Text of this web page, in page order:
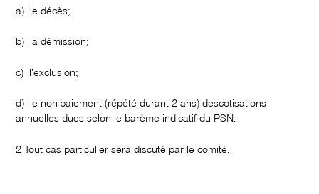
a) le décès;
b) la démission;
c) l’exclusion;
d) le non-paiement (répété durant 2 ans) descotisations
annuelles dues selon le barème indicatif du PSN.
2 Tout cas particulier sera discuté par le comité.